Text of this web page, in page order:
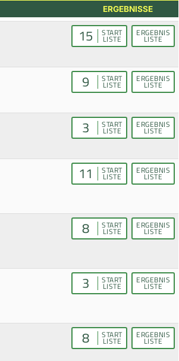
ERGEBNISSE
15 START
LISTE
ERGEBNIS
LISTE
9 START
LISTE
ERGEBNIS
LISTE
3 START
LISTE
ERGEBNIS
LISTE
11 START
LISTE
ERGEBNIS
LISTE
8 START
LISTE
ERGEBNIS
LISTE
3 START
LISTE
ERGEBNIS
LISTE
8 START
LISTE
ERGEBNIS
LISTE